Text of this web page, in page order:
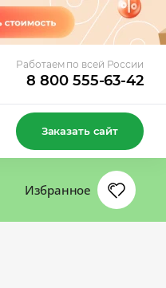
Работаем по всей России
8 800 555-63-42
Заказать сайт
Избранное